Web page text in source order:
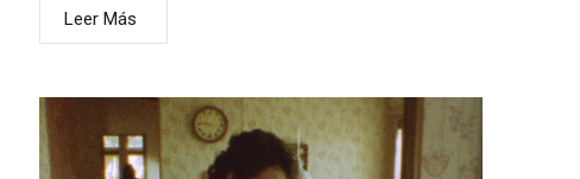
Leer Más